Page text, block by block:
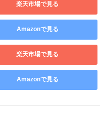
楽天市場で見る
Amazonで見る
楽天市場で見る
Amazonで見る